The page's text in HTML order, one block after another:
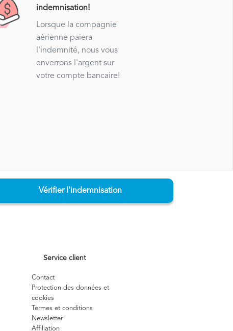
indemnisation!
Lorsque la compagnie
aérienne paiera
l'indemnité, nous vous
enverrons l'argent sur
votre compte bancaire!
Vérifier l'indemnisation
Service client
Contact
Protection des données et
cookies
Termes et conditions
Newsletter
Affiliation